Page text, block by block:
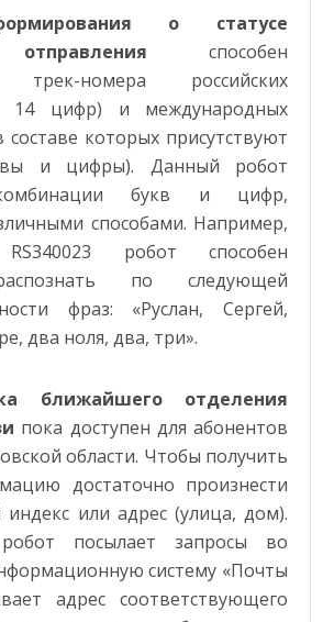
о статусе
способен
трек-номера российских
14 цифр) и международных
которых присутствуют
и цифры). Данный робот
букв и цифр,
способами. Например,
робот способен
по следующей
фраз: «Руслан, Сергей,
два ноля, два, три».
ближайшего отделения
пока доступен для абонентов
области. Чтобы получить
достаточно произнести
или адрес (улица, дом).
посылает запросы во
систему «Почты
адрес соответствующего